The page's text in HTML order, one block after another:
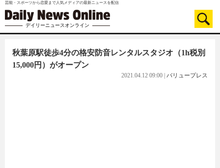
芸能・スポーツから恋愛まで人気メディアの最新ニュースを配信
デイリーニュースオンライン
秋葉原駅徒歩4分の格安防音レンタルスタジオ（1h税別
15,000円）がオープン
2021.04.12 09:00 バリュープレス